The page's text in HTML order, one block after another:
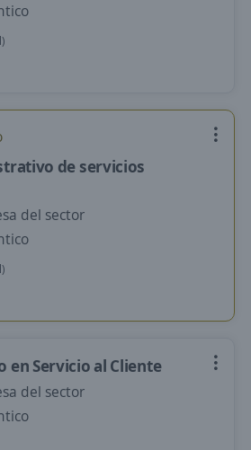
de servicios
del sector
en Servicio al Cliente
del sector